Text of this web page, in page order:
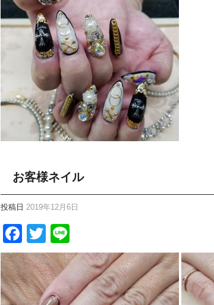
お客様ネイル
投稿日 2019年12月6日
Facebook
Twitter